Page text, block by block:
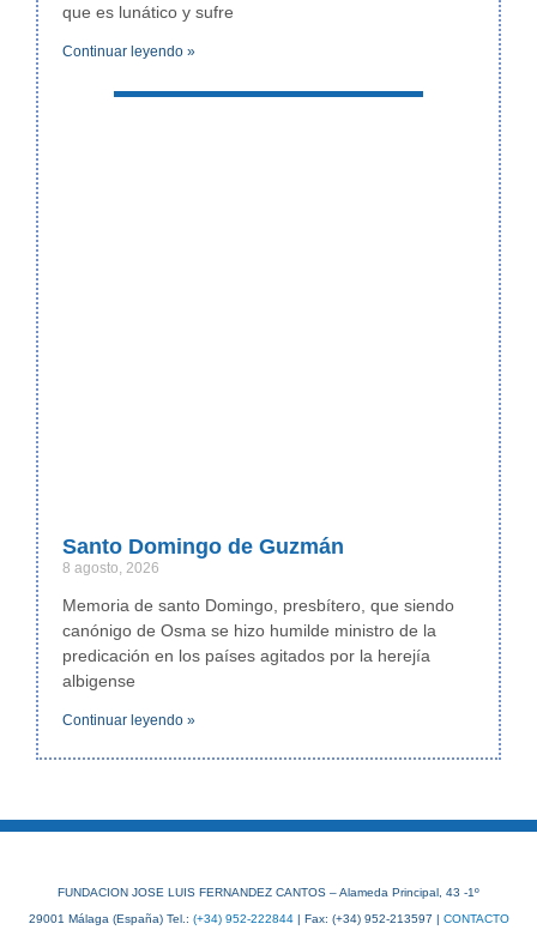
que es lunático y sufre
Continuar leyendo »
Santo Domingo de Guzmán
8 agosto, 2026
Memoria de santo Domingo, presbítero, que siendo
canónigo de Osma se hizo humilde ministro de la
predicación en los países agitados por la herejía
albigense
Continuar leyendo »
FUNDACION JOSE LUIS FERNANDEZ CANTOS – Alameda Principal, 43 -1º
29001 Málaga (España) Tel.: (+34) 952-222844| Fax: (+34) 952-213597 | CONTACTO